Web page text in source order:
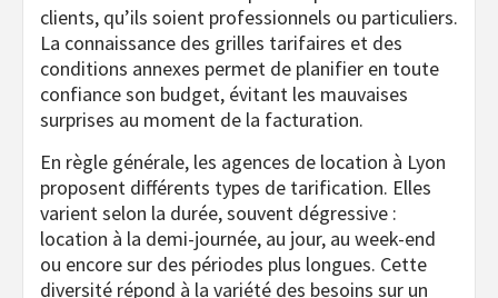
clients, qu’ils soient professionnels ou particuliers.
La connaissance des grilles tarifaires et des
conditions annexes permet de planifier en toute
confiance son budget, évitant les mauvaises
surprises au moment de la facturation.
En règle générale, les agences de location à Lyon
proposent différents types de tarification. Elles
varient selon la durée, souvent dégressive :
location à la demi-journée, au jour, au week-end
ou encore sur des périodes plus longues. Cette
diversité répond à la variété des besoins sur un